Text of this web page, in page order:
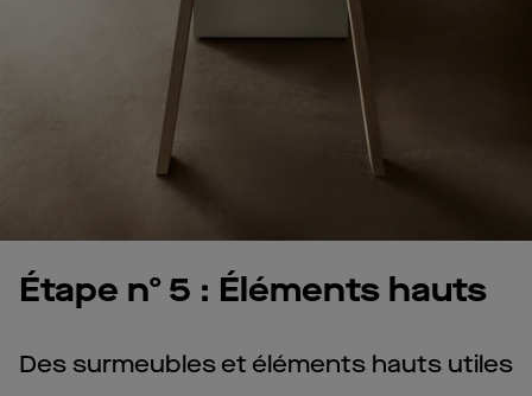
Étape nº 5 : Éléments hauts
Des surmeubles et éléments hauts utiles